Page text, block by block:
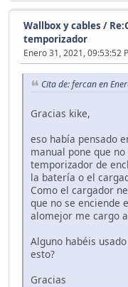
Wallbox y cables /
temporizador
Enero 31, 2021, 09:53:52
Cita de: fercan en
Gracias kike,
eso había pensado
manual pone que
temporizador de
la batería o el
Como el cargador
que no se enciende
alomejor me cargo
Alguno habéis
esto?
Gracias